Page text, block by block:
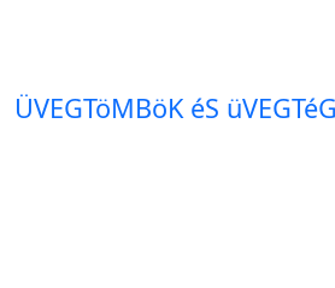
ÜVEGTöMBöK éS